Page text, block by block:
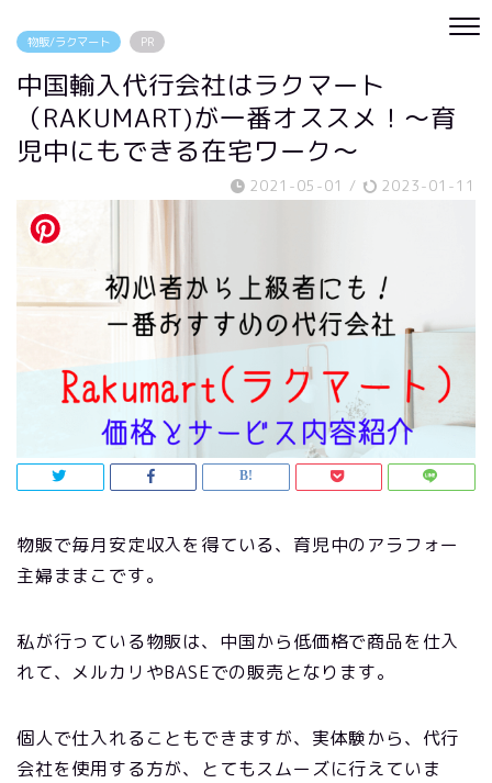
物販/ラクマート PR
中国輸入代行会社はラクマート
（RAKUMART)が一番オススメ！～育
児中にもできる在宅ワーク～
2021-05-01 / 2023-01-11
物販で毎月安定収入を得ている、育児中のアラフォー
主婦ままこです。
私が行っている物販は、中国から低価格で商品を仕入
れて、メルカリやBASEでの販売となります。
個人で仕入れることもできますが、実体験から、代行
会社を使用する方が、とてもスムーズに行えていま